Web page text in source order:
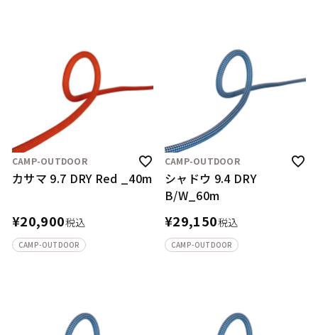
CAMP-OUTDOOR
カサマ 9.7 DRY Red _40m
¥20,900税込
CAMP-OUTDOOR
CAMP-OUTDOOR
シャドウ 9.4 DRY
B/W_60m
¥29,150税込
CAMP-OUTDOOR